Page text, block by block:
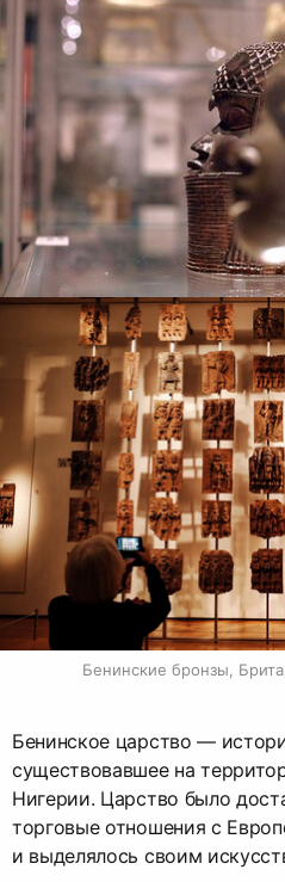
Бенинские бронзы,
Бенинское царство —
существовавшее на
Нигерии. Царство было
торговые отношения с
и выделялось своим